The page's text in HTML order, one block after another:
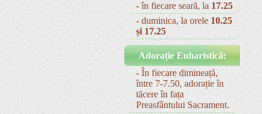
- în fiecare seară, la17.25
- duminica, la orele10.25
și 17.25
Adorație Euharistică:
- În fiecare dimineață,
între 7-7.50, adorație în
tăcere în fața
Preasfântului Sacrament.